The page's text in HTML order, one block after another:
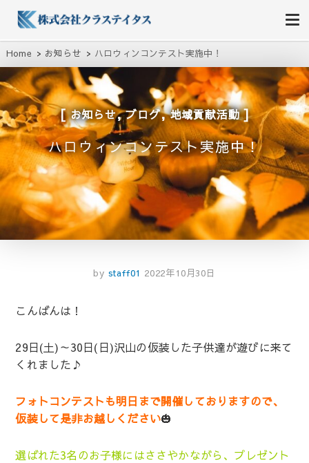
株式会社クラステイタス
地域のコミュニティーを大切にする企業
Home お知らせ ハロウィンコンテスト実施中！
お知らせ,ブログ,地域貢献活動
ハロウィンコンテスト実施中！
by staff01 2022年10月30日
こんばんは！
29日(土)～30日(日)沢山の仮装した子供達が遊びに来て
くれました♪
フォトコンテストも明日まで開催しておりますので、
仮装して是非お越しください🎃
選ばれた3名のお子様にはささやかながら、プレゼント